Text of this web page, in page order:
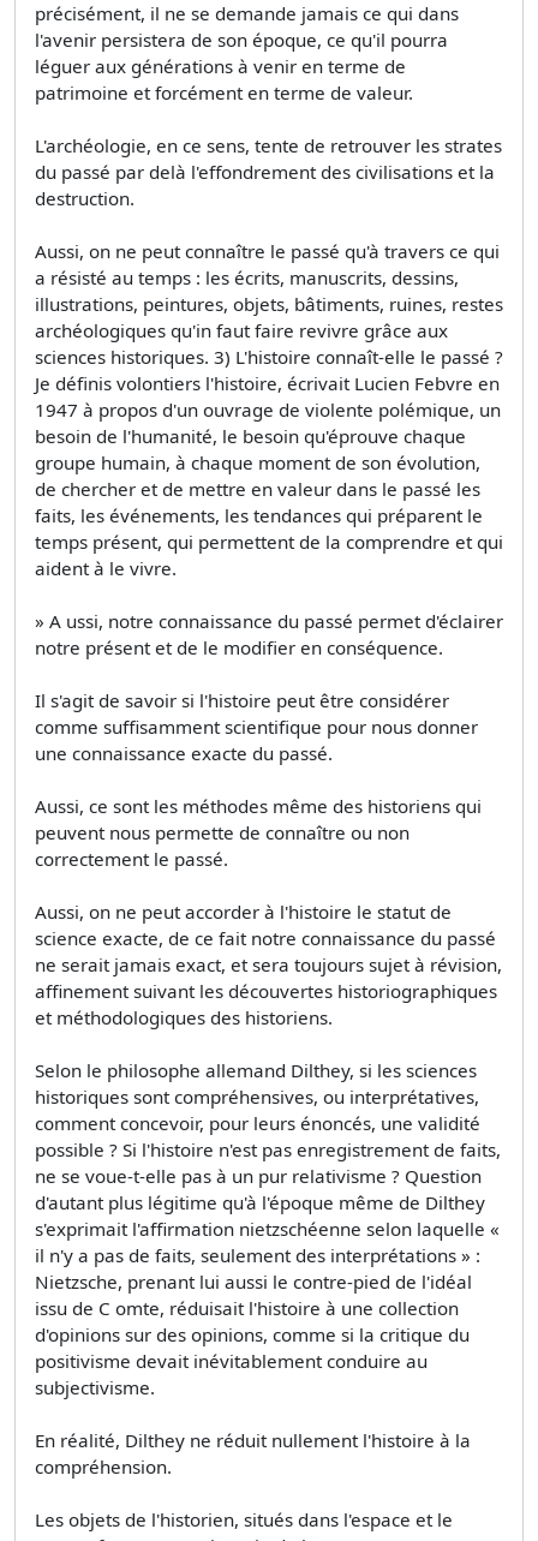
précisément, il ne se demande jamais ce qui dans
l'avenir persistera de son époque, ce qu'il pourra
léguer aux générations à venir en terme de
patrimoine et forcément en terme de valeur.
L'archéologie, en ce sens, tente de retrouver les strates
du passé par delà l'effondrement des civilisations et la
destruction.
Aussi, on ne peut connaître le passé qu'à travers ce qui
a résisté au temps : les écrits, manuscrits, dessins,
illustrations, peintures, objets, bâtiments, ruines, restes
archéologiques qu'in faut faire revivre grâce aux
sciences historiques. 3) L'histoire connaît-elle le passé ?
Je définis volontiers l'histoire, écrivait Lucien Febvre en
1947 à propos d'un ouvrage de violente polémique, un
besoin de l'humanité, le besoin qu'éprouve chaque
groupe humain, à chaque moment de son évolution,
de chercher et de mettre en valeur dans le passé les
faits, les événements, les tendances qui préparent le
temps présent, qui permettent de la comprendre et qui
aident à le vivre.
» A ussi, notre connaissance du passé permet d'éclairer
notre présent et de le modifier en conséquence.
Il s'agit de savoir si l'histoire peut être considérer
comme suffisamment scientifique pour nous donner
une connaissance exacte du passé.
Aussi, ce sont les méthodes même des historiens qui
peuvent nous permette de connaître ou non
correctement le passé.
Aussi, on ne peut accorder à l'histoire le statut de
science exacte, de ce fait notre connaissance du passé
ne serait jamais exact, et sera toujours sujet à révision,
affinement suivant les découvertes historiographiques
et méthodologiques des historiens.
Selon le philosophe allemand Dilthey, si les sciences
historiques sont compréhensives, ou interprétatives,
comment concevoir, pour leurs énoncés, une validité
possible ? Si l'histoire n'est pas enregistrement de faits,
ne se voue-t-elle pas à un pur relativisme ? Question
d'autant plus légitime qu'à l'époque même de Dilthey
s'exprimait l'affirmation nietzschéenne selon laquelle «
il n'y a pas de faits, seulement des interprétations » :
Nietzsche, prenant lui aussi le contre-pied de l'idéal
issu de C omte, réduisait l'histoire à une collection
d'opinions sur des opinions, comme si la critique du
positivisme devait inévitablement conduire au
subjectivisme.
En réalité, Dilthey ne réduit nullement l'histoire à la
compréhension.
Les objets de l'historien, situés dans l'espace et le